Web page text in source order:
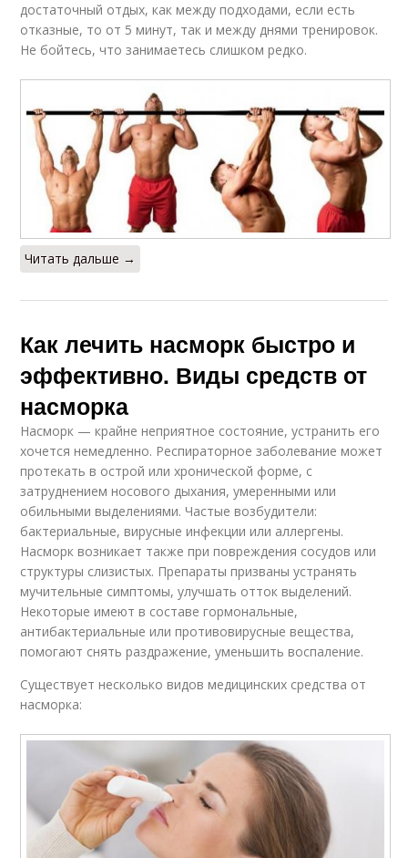
достаточный отдых, как между подходами, если есть
отказные, то от 5 минут, так и между днями тренировок.
Не бойтесь, что занимаетесь слишком редко.
Читать дальше →
Как лечить насморк быстро и
эффективно. Виды средств от
насморка
Насморк — крайне неприятное состояние, устранить его
хочется немедленно. Респираторное заболевание может
протекать в острой или хронической форме, с
затруднением носового дыхания, умеренными или
обильными выделениями. Частые возбудители:
бактериальные, вирусные инфекции или аллергены.
Насморк возникает также при повреждения сосудов или
структуры слизистых. Препараты призваны устранять
мучительные симптомы, улучшать отток выделений.
Некоторые имеют в составе гормональные,
антибактериальные или противовирусные вещества,
помогают снять раздражение, уменьшить воспаление.
Существует несколько видов медицинских средства от
насморка: